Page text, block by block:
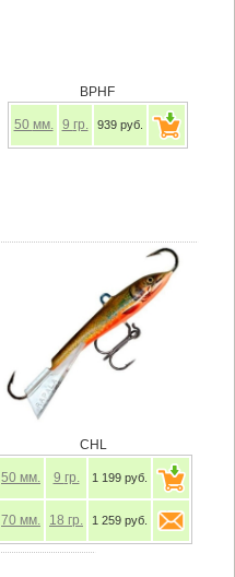
BPHF
50 мм. 9 гр. 939 руб.
CHL
50 мм. 9 гр. 1 199 руб.
70 мм. 18 гр. 1 259 руб.